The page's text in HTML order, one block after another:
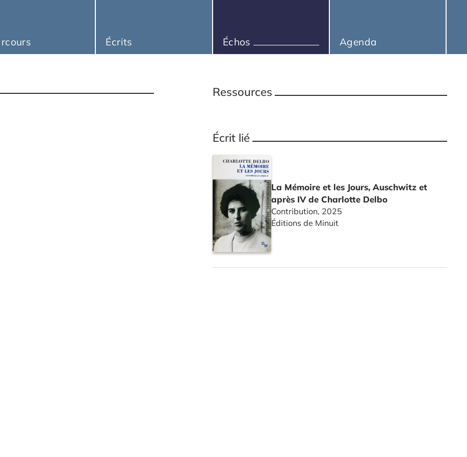
Écrits Échos Agenda
Ressources
Écrit lié
La Mémoire et les Jours, Auschwitz et
après IV de Charlotte Delbo
Contribution, 2025
Éditions de Minuit